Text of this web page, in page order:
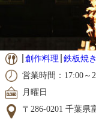
創作料理 鉄板焼き
営業時間：17:00～
月曜日
〒286-0201 千葉県